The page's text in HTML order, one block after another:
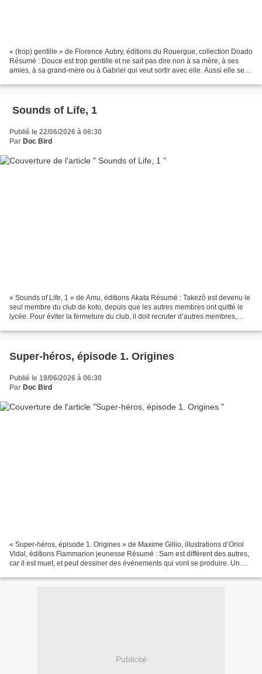
« (trop) gentille » de Florence Aubry, éditions du Rouergue, collection Doado
Résumé : Douce est trop gentille et ne sait pas dire non à sa mère, à ses
amies, à sa grand-mère ou à Gabriel qui veut sortir avec elle. Aussi elle se
Sounds of Life, 1
Publié le 22/06/2026 à 06:30
Par Doc Bird
« Sounds of Life, 1 » de Amu, éditions Akata Résumé : Takezô est devenu le
seul membre du club de koto, depuis que les autres membres ont quitté le
lycée. Pour éviter la fermeture du club, il doit recruter d’autres membres,
Super-héros, épisode 1. Origines
Publié le 19/06/2026 à 06:30
Par Doc Bird
« Super-héros, épisode 1. Origines » de Maxime Gillio, illustrations d’Oriol
Vidal, éditions Flammarion jeunesse Résumé : Sam est différent des autres,
car il est muet, et peut dessiner des événements qui vont se produire. Un
Publicité